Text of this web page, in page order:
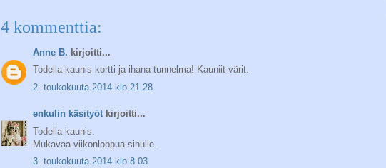
4 kommenttia:
Anne B. kirjoitti...
Todella kaunis kortti ja ihana tunnelma! Kauniit värit.
2. toukokuuta 2014 klo 21.28
enkulin käsityöt kirjoitti...
Todella kaunis.
Mukavaa viikonloppua sinulle.
3. toukokuuta 2014 klo 8.03